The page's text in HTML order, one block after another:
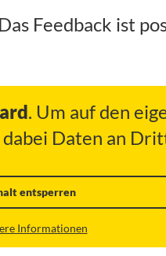
Das Feedback ist
. Um auf den
Daten an
entsperren
Informationen